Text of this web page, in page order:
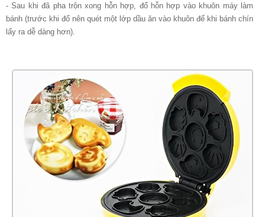
- Sau khi đã pha trộn xong hỗn hợp, đổ hỗn hợp vào khuôn máy làm
bánh (trước khi đổ nên quét một lớp dầu ăn vào khuôn để khi bánh chín
lấy ra dễ dàng hơn).